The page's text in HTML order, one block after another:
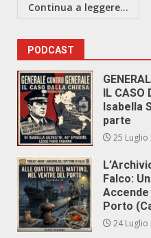
Continua a leggere...
PODCAST
IL CASO
Isabella
parte
25 Luglio
Falco:
Porto
24 Luglio